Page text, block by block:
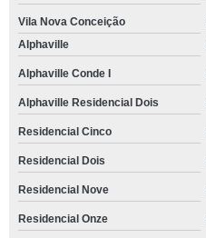
Vila Nova Conceição
Alphaville
Alphaville Conde I
Alphaville Residencial Dois
Residencial Cinco
Residencial Dois
Residencial Nove
Residencial Onze